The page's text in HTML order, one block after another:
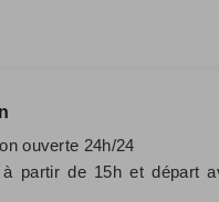
ouverte 24h/24
à partir de 15h et départ